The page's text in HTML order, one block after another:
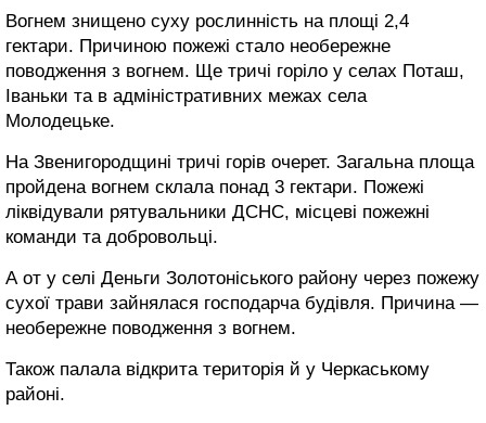
Вогнем знищено суху рослинність на площі 2,4
гектари. Причиною пожежі стало необережне
поводження з вогнем. Ще тричі горіло у селах Поташ,
Іваньки та в адміністративних межах села
Молодецьке.
На Звенигородщині тричі горів очерет. Загальна площа
пройдена вогнем склала понад 3 гектари. Пожежі
ліквідували рятувальники ДСНС, місцеві пожежні
команди та добровольці.
А от у селі Деньги Золотоніського району через пожежу
сухої трави зайнялася господарча будівля. Причина —
необережне поводження з вогнем.
Також палала відкрита територія й у Черкаському
районі.